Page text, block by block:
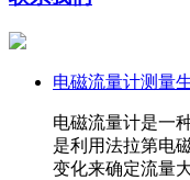
电磁流量计测量
电磁流量计​是一
是利用法拉第电
变化来确定流量